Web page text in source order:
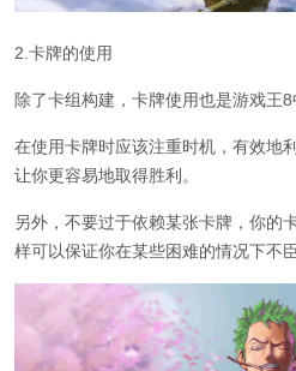
2.卡牌的使用
除了卡组构建，卡牌使用也是游戏王8
在使用卡牌时应该注重时机，有效地
让你更容易地取得胜利。
另外，不要过于依赖某张卡牌，你的
样可以保证你在某些困难的情况下不